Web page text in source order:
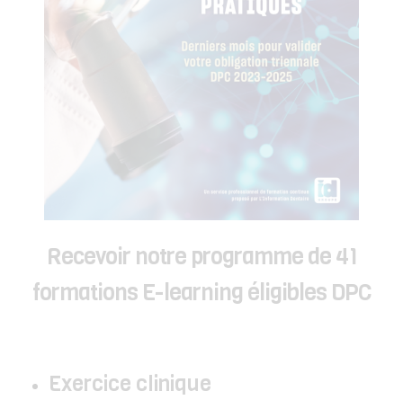
Recevoir notre programme de 41
formations E-learning éligibles DPC
Exercice clinique